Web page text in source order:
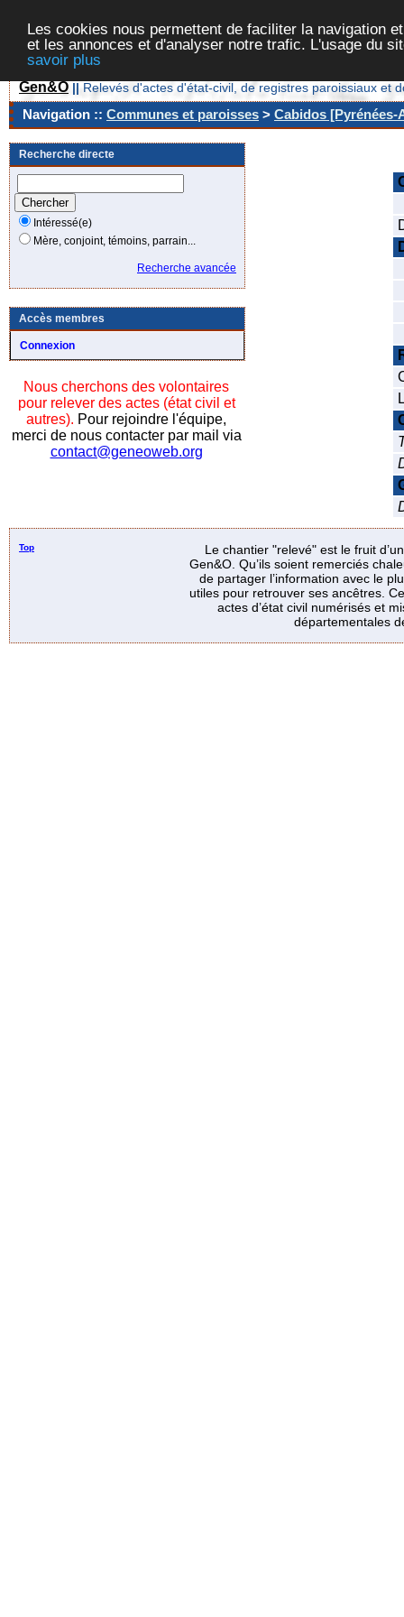
Les cookies nous permettent de faciliter la navigation
et les annonces et d'analyser notre trafic. L'usage du
savoir plus
Gen&O || Relevés d'actes d'état-civil, de registres paroissiaux et
Navigation :: Communes et paroisses > Cabidos [Pyrénées-
Recherche directe
Intéressé(e)
Mère, conjoint, témoins, parrain...
Recherche avancée
Accès membres
Connexion
Nous cherchons des volontaires
pour relever des actes (état civil et
autres). Pour rejoindre l'équipe,
merci de nous contacter par mail via
contact@geneoweb.org
Top
Le chantier "relevé" est le fruit
Gen&O. Qu’ils soient remerciés
de partager l’information avec le
utiles pour retrouver ses ancêtres.
actes d’état civil numérisés et
départementales